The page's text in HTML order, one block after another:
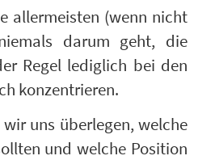
allermeisten (wenn nicht
darum geht, die
Regel lediglich bei den
konzentrieren.
uns überlegen, welche
und welche Position